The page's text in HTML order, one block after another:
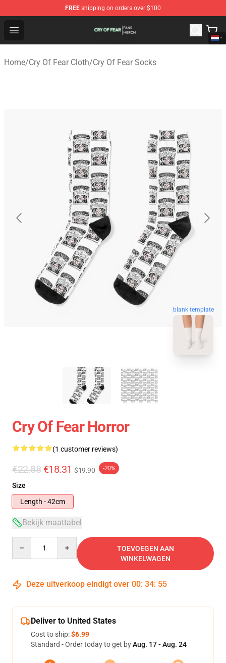
FREE shipping on orders over $100
Open menu
Cry Of Fear Shop - Official Cry Of Fear Merchandise Store
Home/Cry Of Fear Cloth/Cry Of Fear Socks
blank template
Cry Of Fear Horror
(1 customer reviews)
€22.88 €18.31 $19.90 -20%
Size
Length - 42cm
Bekijk maattabel
TOEVOEGEN AAN
WINKELWAGEN
Deze uitverkoop eindigt over 00: 34: 54
Deliver to United States
Cost to ship:$6.99
Standard - Order today to get byAug. 17 - Aug. 24